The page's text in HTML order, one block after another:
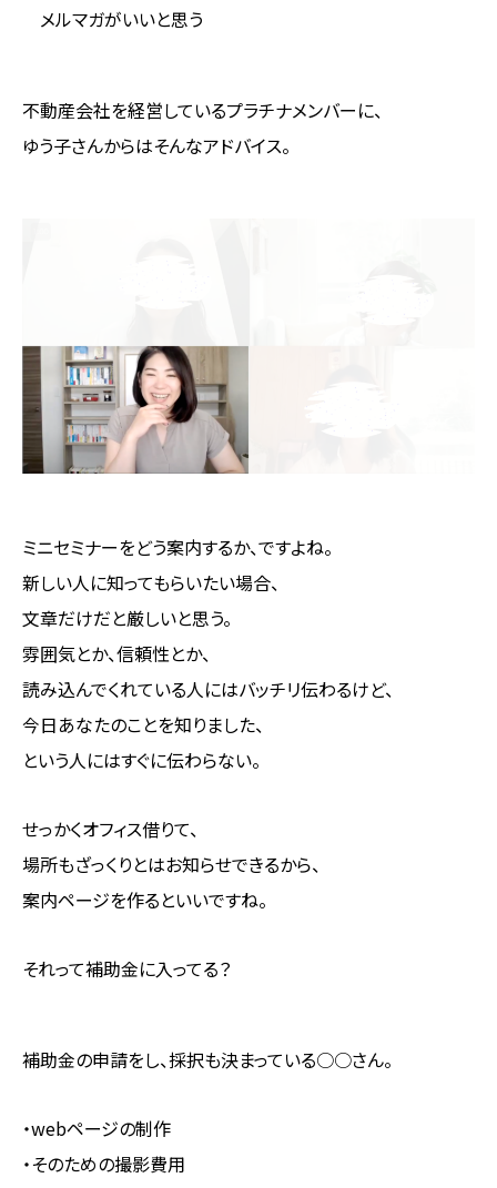
メルマガがいいと思う
不動産会社を経営しているプラチナメンバーに、
ゆう子さんからはそんなアドバイス。
ミニセミナーをどう案内するか、ですよね。
新しい人に知ってもらいたい場合、
文章だけだと厳しいと思う。
雰囲気とか、信頼性とか、
読み込んでくれている人にはバッチリ伝わるけど、
今日あなたのことを知りました、
という人にはすぐに伝わらない。
せっかくオフィス借りて、
場所もざっくりとはお知らせできるから、
案内ページを作るといいですね。
それって補助金に入ってる？
補助金の申請をし、採択も決まっている○○さん。
・webページの制作
・そのための撮影費用